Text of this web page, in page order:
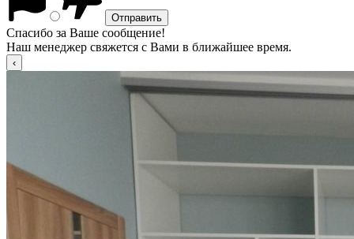
Спасибо за Ваше сообщение!
Наш менеджер свяжется с Вами в ближайшее время.